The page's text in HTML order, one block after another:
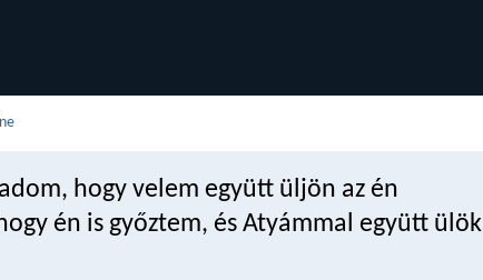
hogy velem együtt üljön az én
én is győztem, és Atyámmal együtt ülök